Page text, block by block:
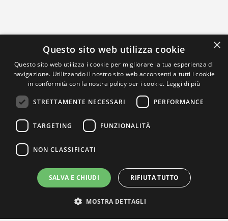
×
Questo sito web utilizza cookie
Questo sito web utilizza i cookie per migliorare la tua esperienza di
navigazione. Utilizzando il nostro sito web acconsenti a tutti i cookie
in conformità con la nostra policy per i cookie. Leggi di più
STRETTAMENTE NECESSARI PERFORMANCE
TARGETING FUNZIONALITÀ
NON CLASSIFICATI
SALVA E CHIUDI RIFIUTA TUTTO
MOSTRA DETTAGLI